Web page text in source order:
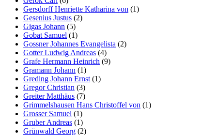
Gersdorff Henriette Katharina von (1)
Gesenius Justus (2)
Gigas Johann (5)
Gobat Samuel (1)
Gossner Johannes Evangelista (2)
Gotter Ludwig Andreas (4)
Grafe Hermann Heinrich (9)
Gramann Johann (1)
Greding Johann Ernst (1)
Gregor Christian (3)
Greiter Matthäus (7)
Grimmelshausen Hans Christoffel von (1)
Grosser Samuel (1)
Gruber Andreas (1)
Grünwald Georg (2)